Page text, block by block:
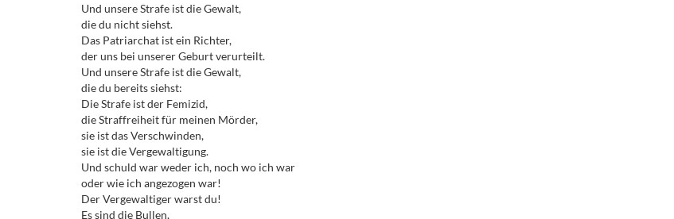
Und unsere Strafe ist die Gewalt,
die du nicht siehst.
Das Patriarchat ist ein Richter,
der uns bei unserer Geburt verurteilt.
Und unsere Strafe ist die Gewalt,
die du bereits siehst:
Die Strafe ist der Femizid,
die Straffreiheit für meinen Mörder,
sie ist das Verschwinden,
sie ist die Vergewaltigung.
Und schuld war weder ich, noch wo ich war
oder wie ich angezogen war!
Der Vergewaltiger warst du!
Es sind die Bullen,